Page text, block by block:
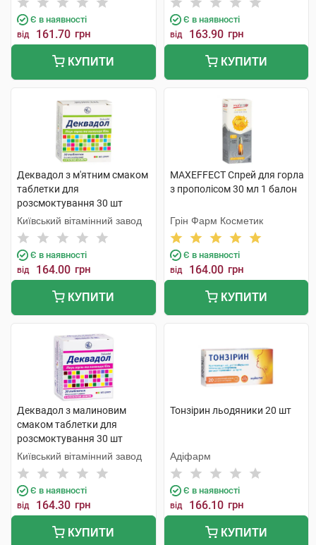
Є в наявності
від 161.70 грн
КУПИТИ
Є в наявності
від 163.90 грн
КУПИТИ
Деквадол з м'ятним смаком
таблетки для
розсмоктування 30 шт
Київський вітамінний завод
Є в наявності
від 164.00 грн
КУПИТИ
MAXEFFECT Спрей для горла
з прополісом 30 мл 1 балон
Грін Фарм Косметик
Є в наявності
від 164.00 грн
КУПИТИ
Деквадол з малиновим
смаком таблетки для
розсмоктування 30 шт
Київський вітамінний завод
Є в наявності
від 164.30 грн
КУПИТИ
Тонзірин льодяники 20 шт
Адіфарм
Є в наявності
від 166.10 грн
КУПИТИ